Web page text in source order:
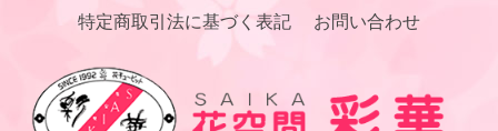
特定商取引法に基づく表記
お問い合わせ